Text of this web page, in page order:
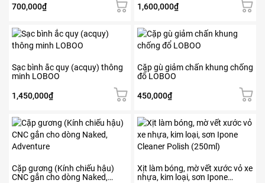
700,000₫
1,600,000₫
thể.
tùy
chọn
thể
chọn
trang
phẩm
Sạc bình ắc quy (acquy) thông
minh LOBOO
1,450,000₫
Cặp gù giảm chấn khung chống
đổ LOBOO
450,000₫
Cặp gương (Kính chiếu hậu)
CNC gắn cho dòng Naked,
Xịt làm bóng, mờ vết xước vỏ xe
nhựa, kim loại, sơn Ipone